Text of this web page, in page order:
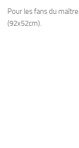
Pour les fans du
(92x52cm).